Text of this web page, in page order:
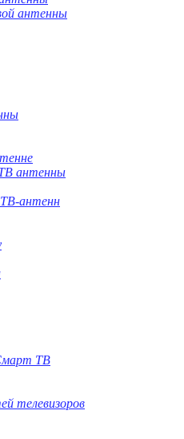
антенны
антенны
антенн
ТВ
телевизоров